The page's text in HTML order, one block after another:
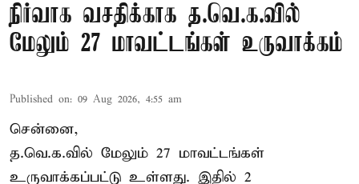
நிர்வாக வசதிக்காக த.வெ.க.வில்
மேலும் 27 மாவட்டங்கள் உருவாக்கம்
Published on: 09 Aug 2026, 4:55 am
சென்னை,
த.வெ.க.வில் மேலும் 27 மாவட்டங்கள்
உருவாக்கப்பட்டு உள்ளது. இதில் 2